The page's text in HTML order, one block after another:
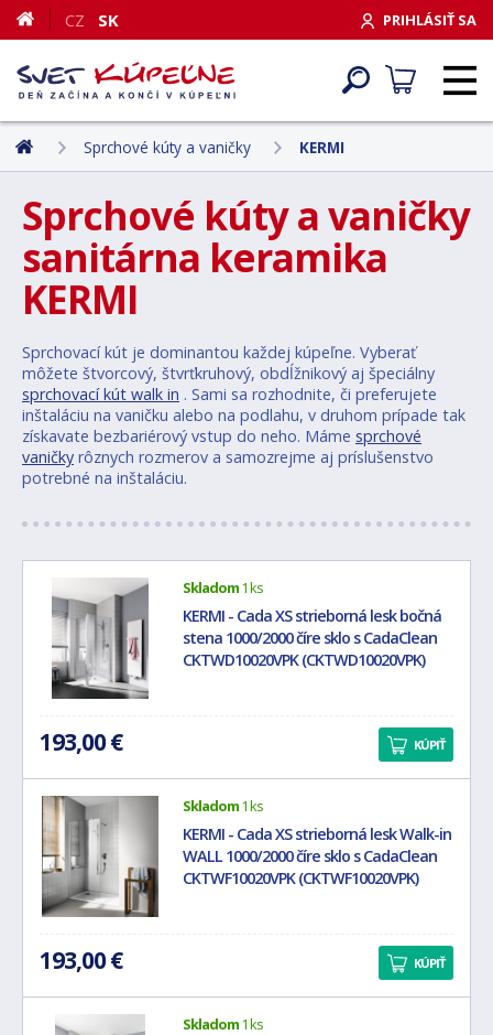
PRIHLÁSIŤ SA
CZ SK
Sprchové kúty a vaničky KERMI
Sprchové kúty a vaničky
sanitárna keramika
KERMI
Sprchovací kút je dominantou každej kúpeľne. Vyberať
môžete štvorcový, štvrťkruhový, obdĺžnikový aj špeciálny
sprchovací kút walk in . Sami sa rozhodnite, či preferujete
inštaláciu na vaničku alebo na podlahu, v druhom prípade tak
získavate bezbariérový vstup do neho. Máme sprchové
vaničky rôznych rozmerov a samozrejme aj príslušenstvo
potrebné na inštaláciu.
Skladom1 ks
KERMI - Cada XS strieborná lesk bočná
stena 1000/2000 číre sklo s CadaClean
CKTWD10020VPK (CKTWD10020VPK)
193,00 € KÚPIŤ
Skladom1 ks
KERMI - Cada XS strieborná lesk Walk-in
WALL 1000/2000 číre sklo s CadaClean
CKTWF10020VPK (CKTWF10020VPK)
193,00 € KÚPIŤ
Skladom1 ks